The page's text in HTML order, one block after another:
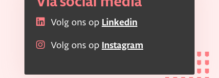
Volg ons op Linkedin
Volg ons op Instagram